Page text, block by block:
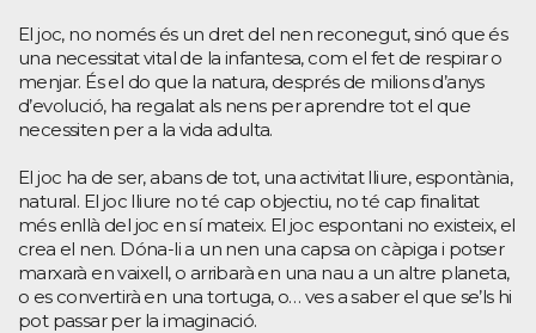
El joc, no només és un dret del nen reconegut, sinó que és
una necessitat vital de la infantesa, com el fet de respirar o
menjar. És el do que la natura, després de milions d’anys
d’evolució, ha regalat als nens per aprendre tot el que
necessiten per a la vida adulta.
El joc ha de ser, abans de tot, una activitat lliure, espontània,
natural. El joc lliure no té cap objectiu, no té cap finalitat
més enllà del joc en sí mateix. El joc espontani no existeix, el
crea el nen. Dóna-li a un nen una capsa on càpiga i potser
marxarà en vaixell, o arribarà en una nau a un altre planeta,
o es convertirà en una tortuga, o… ves a saber el que se’ls hi
pot passar per la imaginació.